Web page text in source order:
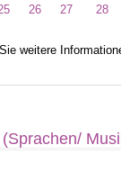
26 27 28
weitere